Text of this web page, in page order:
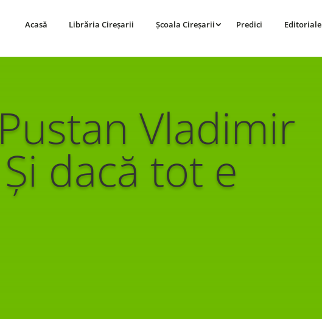
Acasă Librăria Cireșarii Școala Cireșarii Predici Editoriale
Vladimir
dacă tot e